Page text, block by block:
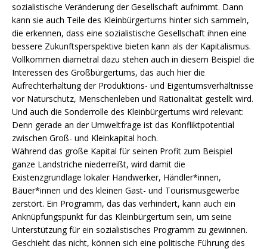
sozialistische Veränderung der Gesellschaft aufnimmt. Dann
kann sie auch Teile des Kleinbürgertums hinter sich sammeln,
die erkennen, dass eine sozialistische Gesellschaft ihnen eine
bessere Zukunftsperspektive bieten kann als der Kapitalismus.
Vollkommen diametral dazu stehen auch in diesem Beispiel die
Interessen des Großbürgertums, das auch hier die
Aufrechterhaltung der Produktions- und Eigentumsverhältnisse
vor Naturschutz, Menschenleben und Rationalität gestellt wird.
Und auch die Sonderrolle des Kleinbürgertums wird relevant:
Denn gerade an der Umweltfrage ist das Konfliktpotential
zwischen Groß- und Kleinkapital hoch.
Während das große Kapital für seinen Profit zum Beispiel
ganze Landstriche niederreißt, wird damit die
Existenzgrundlage lokaler Handwerker, Händler*innen,
Bäuer*innen und des kleinen Gast- und Tourismusgewerbe
zerstört. Ein Programm, das das verhindert, kann auch ein
Anknüpfungspunkt für das Kleinbürgertum sein, um seine
Unterstützung für ein sozialistisches Programm zu gewinnen.
Geschieht das nicht, können sich eine politische Führung des